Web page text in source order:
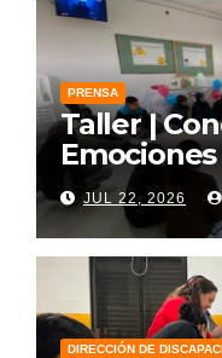
PRENSA
Taller |
Emociones
JUL 22, 2026
DIRECCIÓN DE